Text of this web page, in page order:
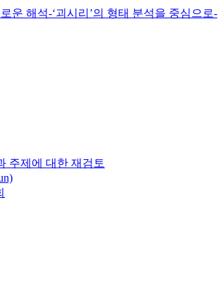
운 해석-‘괴시리’의 형태 분석을 중심으로-
주제에 대한 재검토